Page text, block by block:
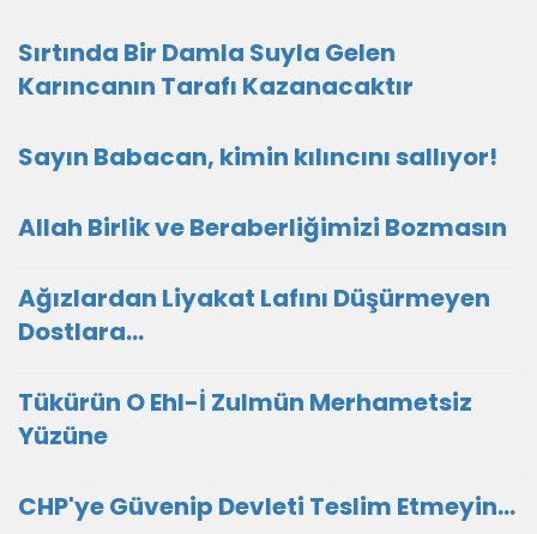
Sırtında Bir Damla Suyla Gelen
Karıncanın Tarafı Kazanacaktır
Sayın Babacan, kimin kılıncını sallıyor!
Allah Birlik ve Beraberliğimizi Bozmasın
Ağızlardan Liyakat Lafını Düşürmeyen
Dostlara...
Tükürün O Ehl-İ Zulmün Merhametsiz
Yüzüne
CHP'ye Güvenip Devleti Teslim Etmeyin…